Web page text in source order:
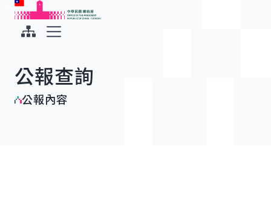
跳到主要內容
中華民國總統府
公報查詢
公報內容